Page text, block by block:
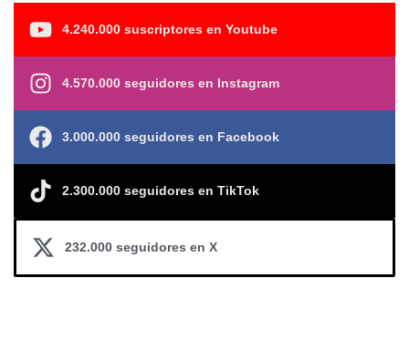
4.240.000 suscriptores en Youtube
4.570.000 seguidores en Instagram
3.000.000 seguidores en Facebook
2.300.000 seguidores en TikTok
232.000 seguidores en X